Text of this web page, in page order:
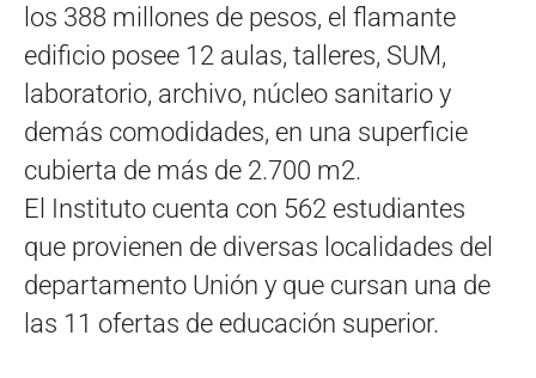
los 388 millones de pesos, el flamante
edificio posee 12 aulas, talleres, SUM,
laboratorio, archivo, núcleo sanitario y
demás comodidades, en una superficie
cubierta de más de 2.700 m2.
El Instituto cuenta con 562 estudiantes
que provienen de diversas localidades del
departamento Unión y que cursan una de
las 11 ofertas de educación superior.